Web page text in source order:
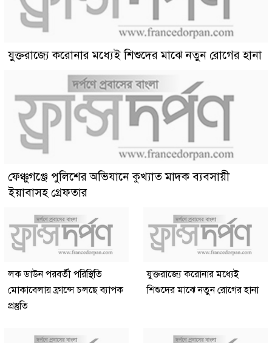
যুক্তরাজ্যে করোনার মধ্যেই শিশুদের মাঝে নতুন রোগের হানা
ফেঞ্চুগঞ্জে পুলিশের অভিযানে কুখ্যাত মাদক ব্যবসায়ী
ইয়াবাসহ গ্রেফতার
লক ডাউন পরবর্তী পরিস্থিতি
মোকাবেলায় ফ্রান্সে চলছে ব্যাপক
প্রস্তুতি
যুক্তরাজ্যে করোনার মধ্যেই
শিশুদের মাঝে নতুন রোগের হানা